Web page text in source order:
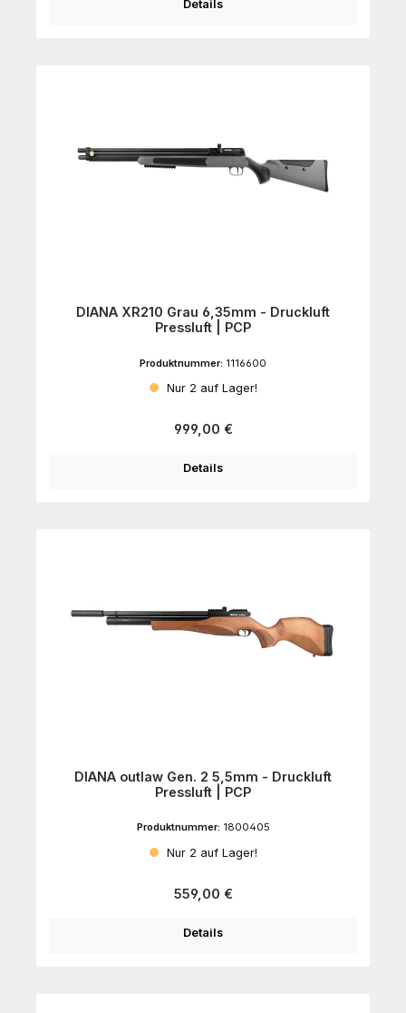
Details
DIANA XR210 Grau 6,35mm - Druckluft
Pressluft | PCP
Produktnummer: 1116600
Nur 2 auf Lager!
Regulärer Preis:
999,00 €
Details
DIANA outlaw Gen. 2 5,5mm - Druckluft
Pressluft | PCP
Produktnummer: 1800405
Nur 2 auf Lager!
Regulärer Preis:
559,00 €
Details